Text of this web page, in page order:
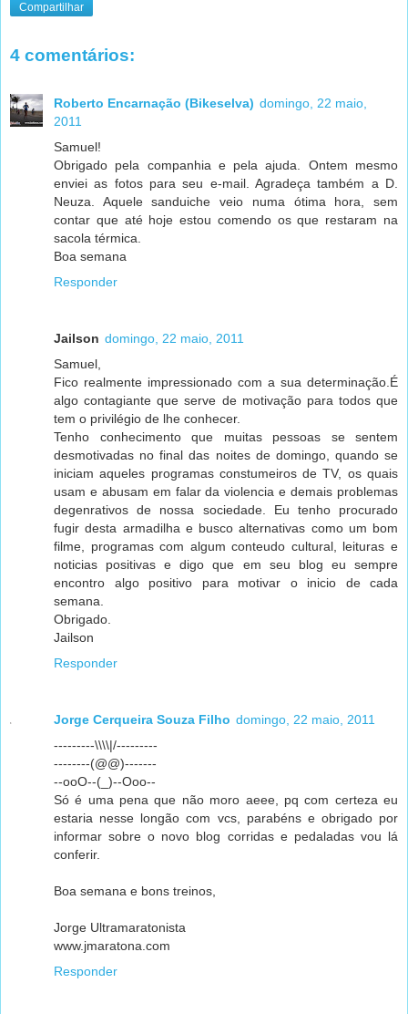
Compartilhar
4 comentários:
Roberto Encarnação (Bikeselva) domingo, 22 maio,
2011
Samuel!
Obrigado pela companhia e pela ajuda. Ontem mesmo
enviei as fotos para seu e-mail. Agradeça também a D.
Neuza. Aquele sanduiche veio numa ótima hora, sem
contar que até hoje estou comendo os que restaram na
sacola térmica.
Boa semana
Responder
Jailson domingo, 22 maio, 2011
Samuel,
Fico realmente impressionado com a sua determinação.É
algo contagiante que serve de motivação para todos que
tem o privilégio de lhe conhecer.
Tenho conhecimento que muitas pessoas se sentem
desmotivadas no final das noites de domingo, quando se
iniciam aqueles programas constumeiros de TV, os quais
usam e abusam em falar da violencia e demais problemas
degenrativos de nossa sociedade. Eu tenho procurado
fugir desta armadilha e busco alternativas como um bom
filme, programas com algum conteudo cultural, leituras e
noticias positivas e digo que em seu blog eu sempre
encontro algo positivo para motivar o inicio de cada
semana.
Obrigado.
Jailson
Responder
Jorge Cerqueira Souza Filho domingo, 22 maio, 2011
---------\\\\|/---------
--------(@@)-------
--ooO--(_)--Ooo--
Só é uma pena que não moro aeee, pq com certeza eu
estaria nesse longão com vcs, parabéns e obrigado por
informar sobre o novo blog corridas e pedaladas vou lá
conferir.
Boa semana e bons treinos,
Jorge Ultramaratonista
www.jmaratona.com
Responder